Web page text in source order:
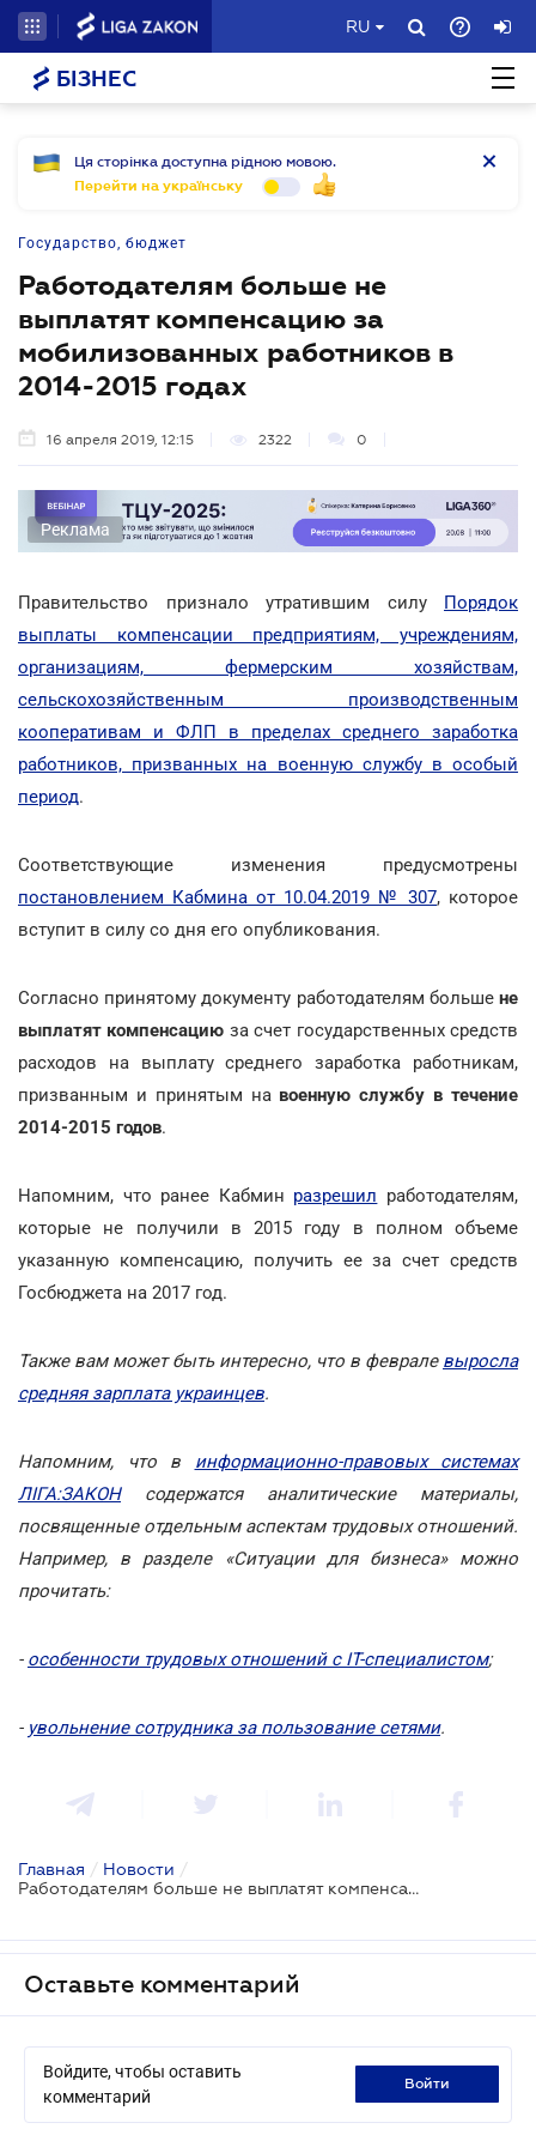
RU
БІЗНЕС
Ця сторінка доступна рідною мовою.
Перейти на українську
Государство, бюджет
Работодателям больше не
выплатят компенсацию за
мобилизованных работников в
2014-2015 годах
16 апреля 2019, 12:15 2322 0
Реклама
Правительство признало утратившим силу Порядок
выплаты компенсации предприятиям, учреждениям,
организациям, фермерским хозяйствам,
сельскохозяйственным производственным
кооперативам и ФЛП в пределах среднего заработка
работников, призванных на военную службу в особый
период.
Соответствующие изменения предусмотрены
постановлением Кабмина от 10.04.2019 № 307, которое
вступит в силу со дня его опубликования.
Согласно принятому документу работодателям больше не
выплатят компенсацию за счет государственных средств
расходов на выплату среднего заработка работникам,
призванным и принятым на военную службу в течение
2014-2015 годов.
Напомним, что ранее Кабмин разрешил работодателям,
которые не получили в 2015 году в полном объеме
указанную компенсацию, получить ее за счет средств
Госбюджета на 2017 год.
Также вам может быть интересно, что в феврале выросла
средняя зарплата украинцев.
Напомним, что в информационно-правовых системах
ЛІГА:ЗАКОНсодержатся аналитические материалы,
посвященные отдельным аспектам трудовых отношений.
Например, в разделе «Ситуации для бизнеса» можно
прочитать:
- особенности трудовых отношений с IT-специалистом;
- увольнение сотрудника за пользование сетями.
Главная / Новости /
Работодателям больше не выплатят компенсацию за мобилизованных работников в 2014-2015 годах
Оставьте комментарий
Войдите, чтобы оставить
комментарий
войти